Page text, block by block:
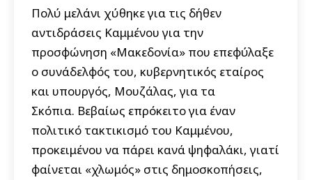
Πολύ μελάνι χύθηκε για τις δήθεν
αντιδράσεις Καμμένου για την
προσφώνηση «Μακεδονία» που επεφύλαξε
ο συνάδελφός του, κυβερνητικός εταίρος
και υπουργός, Μουζάλας, για τα
Σκόπια. Βεβαίως επρόκειτο για έναν
πολιτικό τακτικισμό του Καμμένου,
προκειμένου να πάρει κανά ψηφαλάκι, γιατί
φαίνεται «χλωμός» στις δημοσκοπήσεις,